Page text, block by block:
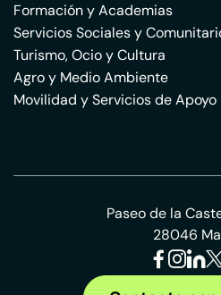
Formación y Academias
Servicios Sociales y
Turismo, Ocio y Cultura
Agro y Medio Ambiente
Movilidad y Servicios de Apoyo
Paseo de la
28046